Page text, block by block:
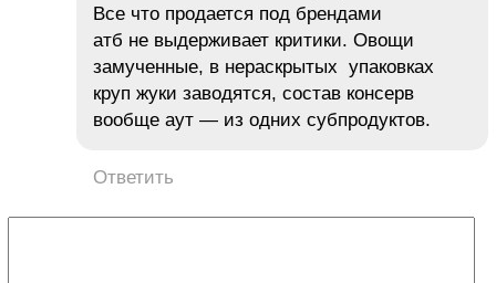
Все что продается под брендами
атб не выдерживает критики. Овощи
замученные, в нераскрытых упаковках
круп жуки заводятся, состав консерв
вообще аут — из одних субпродуктов.
Ответить